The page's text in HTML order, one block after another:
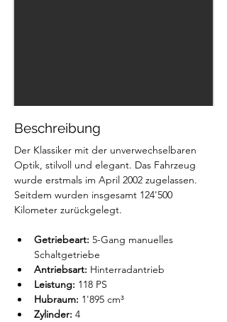
Beschreibung
Der Klassiker mit der unverwechselbaren
Optik, stilvoll und elegant. Das Fahrzeug
wurde erstmals im April 2002 zugelassen.
Seitdem wurden insgesamt 124'500
Kilometer zurückgelegt.
Getriebeart: 5-Gang manuelles
Schaltgetriebe
Antriebsart: Hinterradantrieb
Leistung: 118 PS
Hubraum: 1'895 cm³
Zylinder: 4